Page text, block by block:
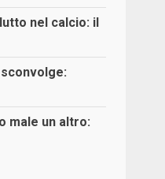
nel calcio: il
male un altro: